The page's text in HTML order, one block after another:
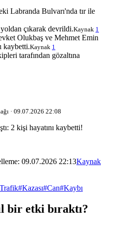
Labranda Bulvarı'nda tır ile
çıkarak devrildi.Kaynak 1
Olukbaş ve Mehmet Emin
kaybetti.Kaynak 1
tarafından gözaltına
· 09.07.2026 22:08
2 kişi hayatını kaybetti!
09.07.2026 22:13Kaynak
#Kazası#Can#Kaybı
bir etki bıraktı?